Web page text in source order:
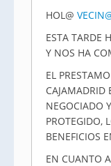
HOL@
ESTA TARDE
Y NOS HA
EL
CAJAMADRID
NEGOCIADO
PROTEGIDO,
BENEFICIOS
EN CUANTO